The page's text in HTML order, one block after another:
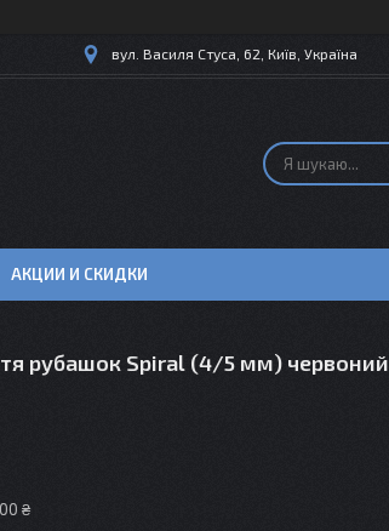
вул. Василя Стуса, 62, Київ, Україна
АКЦИИ И СКИДКИ
рубашок Spiral (4/5 мм) червоний
₴